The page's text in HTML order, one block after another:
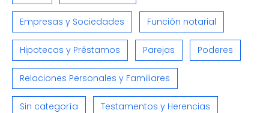
Empresas y Sociedades Función notarial
Hipotecas y Préstamos Parejas Poderes
Relaciones Personales y Familiares
Sin categoría Testamentos y Herencias